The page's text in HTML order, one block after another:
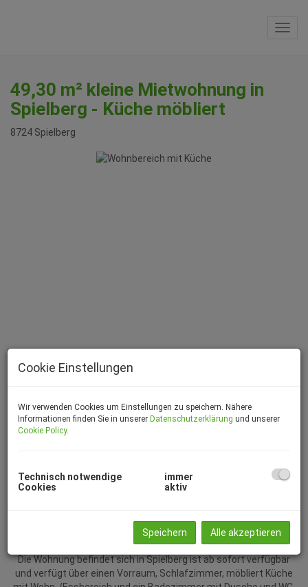
49,30 m² kleine Mietwohnung in
Spielberg - Küche möbliert
8724 Spielberg
Beschreibung
Die Wohnung befindet sich in Spielberg ist ab sofort verfügbar
und verfügt über einen Vorraum, Schlafzimmer, möbliert Küche
mit Wohn-/Essbereich und ein Badezimmer mit Dusche und WC.
Cookie Einstellungen
Wir verwenden Cookies um Einstellungen zu speichern. Nähere
Informationen finden Sie in unserer Datenschutzerklärung und unserer
Cookie Policy.
Technisch notwendige
Cookies
immer
aktiv
Speichern Alle akzeptieren